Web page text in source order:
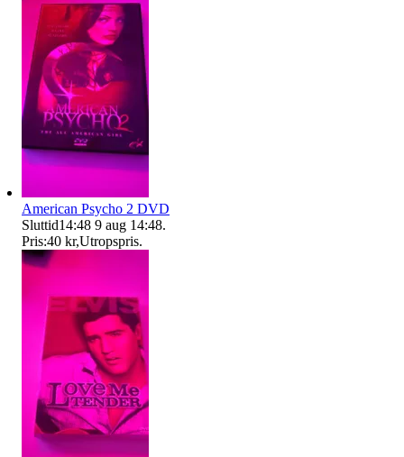
American Psycho 2 DVD
Sluttid14:48 9 aug 14:48.
Pris:40 kr,Utropspris.